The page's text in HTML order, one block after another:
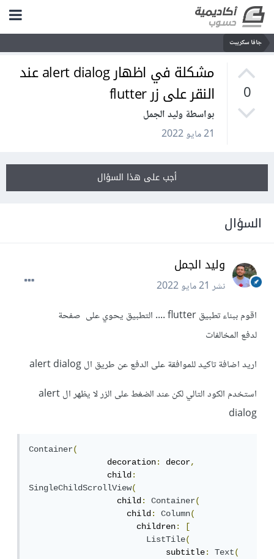
جافا سكريبت
0
مشكلة في اظهار alert dialog عند
النقر على زر flutter
بواسطة وليد الجمل
21 مايو 2022
أجب على هذا السؤال
السؤال
وليد الجمل
نشر21 مايو 2022
اقوم ببناء تطبيق flutter .... التطبيق يحوي على صفحة
لدفع المخالفات
اريد اضافة تاكيد للموافقة على الدفع عن طريق ال alert dialog
استخدم الكود التالي لكن عند الضغط على الزر لا يظهر ال alert
dialog
Container(
                decoration
: decor,
                child
:
SingleChildScrollView(
                  child
: Container(
                    child
: Column(
                      children
:
[
ListTile(
                            subtitle
: Text(